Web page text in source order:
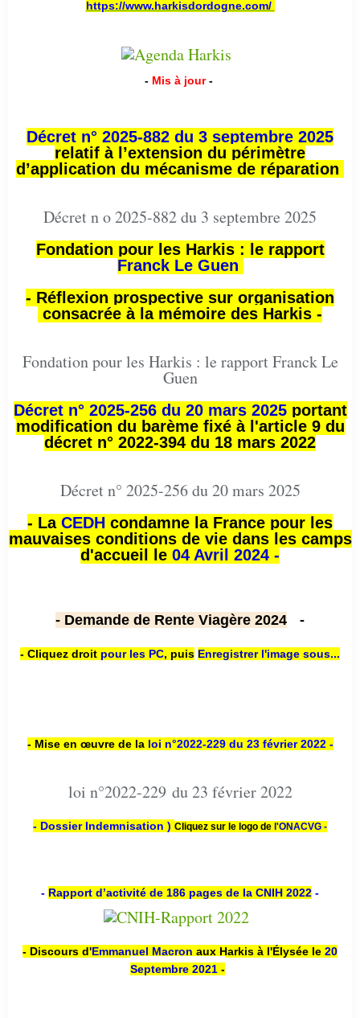
https://www.harkisdordogne.com/
- Mis à jour -
Décret n° 2025-882 du 3 septembre 2025
relatif à l’extension du périmètre
d’application du mécanisme de réparation
Décret n o 2025-882 du 3 septembre 2025
Fondation pour les Harkis : le rapport
Franck Le Guen
- Réflexion prospective sur organisation
consacrée à la mémoire des Harkis -
Fondation pour les Harkis : le rapport Franck Le
Guen
Décret n° 2025-256 du 20 mars 2025portant
modification du barème fixé à l'article 9 du
décret n° 2022-394 du 18 mars 2022
Décret n° 2025-256 du 20 mars 2025
- La CEDH condamne la France pour les
mauvaises conditions de vie dans les camps
d'accueil le 04 Avril 2024 -
- Demande de Rente Viagère 2024 -
- Cliquez droit pour les PC, puis Enregistrer l'image sous...
- Mise en œuvre de la loi n°2022-229 du 23 février 2022 -
loi n°2022-229 du 23 février 2022
- Dossier Indemnisation ) Cliquez sur le logo de l'ONACVG -
- Rapport d’activité de 186 pages de la CNIH 2022 -
- Discours d'Emmanuel Macron aux Harkis à l'Élysée le 20
Septembre 2021 -